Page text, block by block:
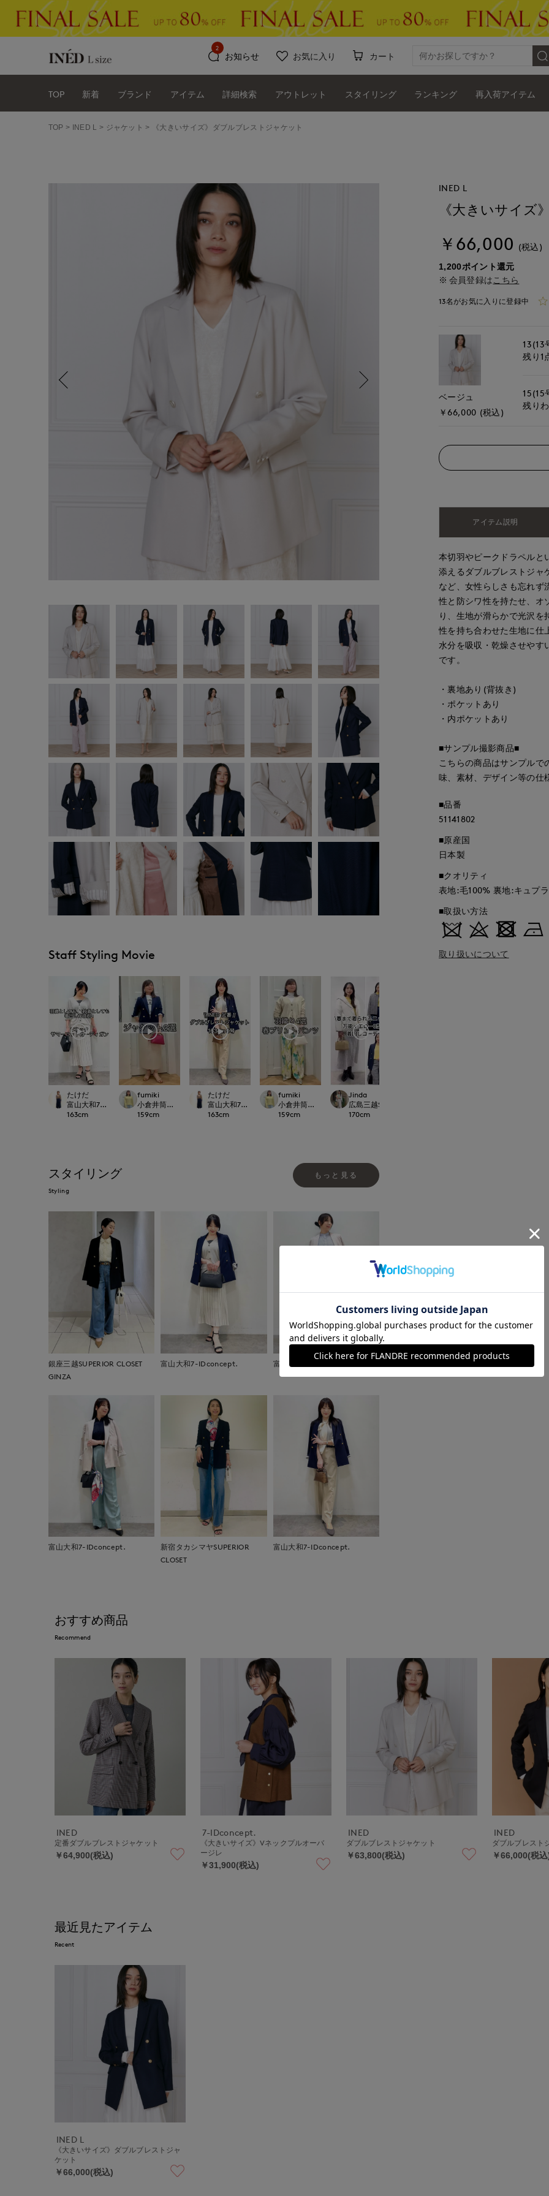
お知らせ
2
お気に入り カート
TOP 新着 ブランド アイテム 詳細検索 アウトレット スタイリング ランキング 再入荷アイテム
TOP INED L ジャケット 《大きいサイズ》ダブルブレストジャケット
Staff Styling Movie
たけだ
富山大和7-IDconcept.
163cm
fumiki
小倉井筒屋SUPERIOR CLOSET
159cm
たけだ
富山大和7-IDconcept.
163cm
fumiki
小倉井筒屋SUPERIOR CLOSET
159cm
Jinda
広島三越SUPERIORCLOSET
170cm
スタイリング
Styling
もっと見る
銀座三越SUPERIOR CLOSET
GINZA
富山大和7-IDconcept. 富山大和7-IDconcept.
富山大和7-IDconcept.
新宿タカシマヤSUPERIOR
CLOSET
富山大和7-IDconcept.
INED L
《大きいサイズ
￥66,000 (税込)
1,200ポイント還元
会員登録は こちら
13名がお気に入りに登録中
ベージュ
￥66,000 (税込)
13(13
残り1
15(15
残り
アイテム説明
本切羽やピークドラペルと
添えるダブルブレストジャ
など、女性らしさも忘れず
性と防シワ性を持たせ、オ
り、生地が滑らかで光沢
性を持ち合わせた生地に仕
水分を吸収・乾燥させやす
です。
・裏地あり(背抜き)
・ポケットあり
・内ポケットあり
■サンプル撮影商品■
こちらの商品はサンプル
味、素材、デザイン等の仕
■品番
51141802
■原産国
日本製
■クオリティ
表地:毛100% 裏地:キュプ
■取扱い方法
取り扱いについて
おすすめ商品
Recommend
INED
定番ダブルブレストジャケット
￥64,900(税込)
7-IDconcept.
《大きいサイズ》Vネックプルオーバ
ージレ
￥31,900(税込)
INED
ダブルブレストジャケット
￥63,800(税込)
INED
ダブルブレスト
￥66,000(税込
最近見たアイテム
Recent
INED L
《大きいサイズ》ダブルブレストジャ
ケット
￥66,000(税込)